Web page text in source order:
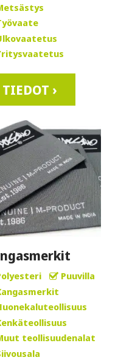
TIEDOT ›
Puuvilla
teollisuudenalat